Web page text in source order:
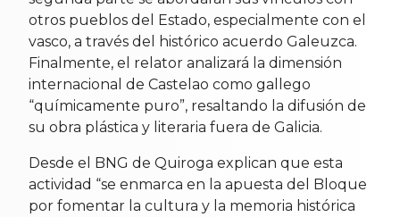
otros pueblos del Estado, especialmente con el
vasco, a través del histórico acuerdo Galeuzca.
Finalmente, el relator analizará la dimensión
internacional de Castelao como gallego
“químicamente puro”, resaltando la difusión de
su obra plástica y literaria fuera de Galicia.
Desde el BNG de Quiroga explican que esta
actividad “se enmarca en la apuesta del Bloque
por fomentar la cultura y la memoria histórica